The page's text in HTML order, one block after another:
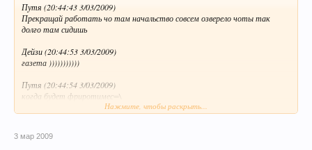
Путя (20:44:43 3/03/2009)
Прекращай работать чо там начальство совсем озверело чоты так
долго там сидишь
Дейзи (20:44:53 3/03/2009)
газета )))))))))))
Путя (20:44:54 3/03/2009)
когда будет фриротимес=\
Нажмите, чтобы раскрыть...
3 мар 2009